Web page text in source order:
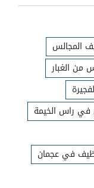
المجالس
من الغبار
في راس الخيمة
في عجمان